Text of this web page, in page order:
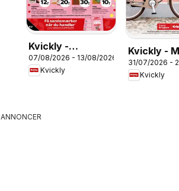
Kvickly -
Tilbudsavis uge
32
07/08/2026 - 13/08/2026
Kvickly
Kvickly -
katalog
31/07/2026 -
Kvickly
ANNONCER